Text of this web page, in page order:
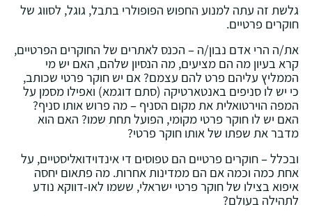
גלשת זה עתה למנוע החפוש הפופולרי בתבל, גוגל, לסווג של
חוקרים פרטיים.
את/ה הרי אדם נבון/ה – הכנס לאתרים של החוקרים הפרטיים,
קרא בעיון מה הם מציעים, מה הנסיון שלהם, האם יש מי
הממליץ עליהם פרט להם עצמם? אם יש חוקר פרטי שכותב,
כי יש לו סניפים באנטארטיקה (סתם דוגמא) ואפילו מסמן על
המפה הוירטואלית את מקום הסניף – מה פרוש אותו סניף?
האם יש לו חוקר פרטי מקומי, הפועל תחת שמו? האם הוא
מדבר את שפתו של אותו חוקר פרטי?
ובכלל – חוקרים פרטיים הם טפוסים די אינדוידואליסטיים, על
אחת כמה וכמה אם הם ממדינות אחרות. מה פתאום יחסה
איפוא בצילו של חוקר פרטי ישראלי, ששמו לאו-דווקא נודע
לתהילה בעולם?